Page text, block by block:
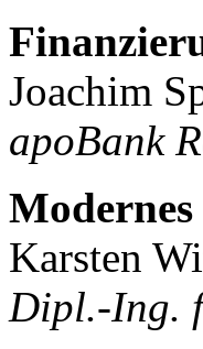
Joachim
apoBank
Karsten
Dipl.-Ing.